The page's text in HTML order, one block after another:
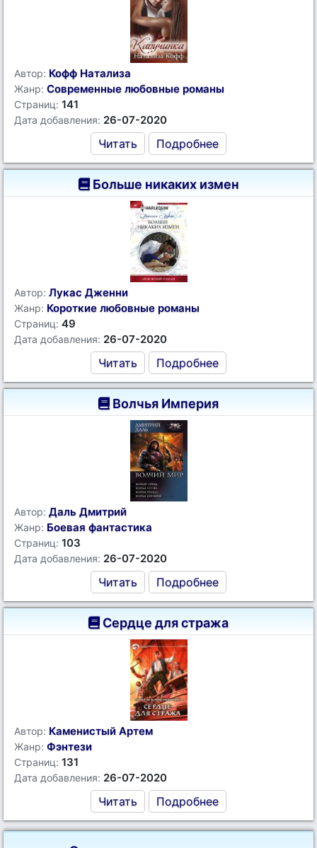
Автор: Кофф Натализа
Жанр: Современные любовные романы
Страниц: 141
Дата добавления: 26-07-2020
Читать Подробнее
Больше никаких измен
Автор: Лукас Дженни
Жанр: Короткие любовные романы
Страниц: 49
Дата добавления: 26-07-2020
Читать Подробнее
Волчья Империя
Автор: Даль Дмитрий
Жанр: Боевая фантастика
Страниц: 103
Дата добавления: 26-07-2020
Читать Подробнее
Сердце для стража
Автор: Каменистый Артем
Жанр: Фэнтези
Страниц: 131
Дата добавления: 26-07-2020
Читать Подробнее